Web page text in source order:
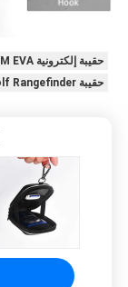
حقيبة إلكترونية ODM EVA
حقيبة EVA Golf Rangefinder